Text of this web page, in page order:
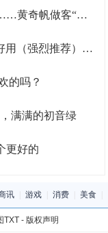
”4K演播厅点评最in话题
荐），抛弃点读机
的吗？
满满的初音绿
更好的
讯 游戏 消费 美食
TXT- 版权声明